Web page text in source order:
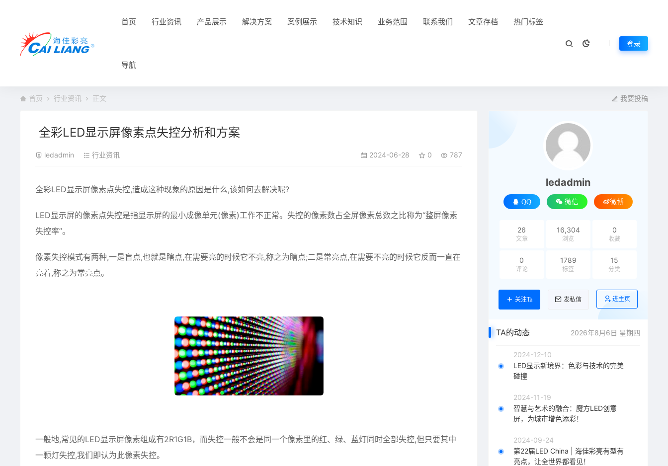
首页 行业资讯 产品展示 解决方案 案例展示 技术知识 业务范围 联系我们 文章存档 热门标签
导航
登录
首页 行业资讯 正文 我要投稿
全彩LED显示屏像素点失控分析和方案
ledadmin 行业资讯 2024-06-28 0 787
全彩LED显示屏像素点失控,造成这种现象的原因是什么,该如何去解决呢?
LED显示屏的像素点失控是指显示屏的最小成像单元(像素)工作不正常。失控的像素数占全屏像素总数之比称为“整屏像素
失控率”。
像素失控模式有两种,一是盲点,也就是瞎点,在需要亮的时候它不亮,称之为瞎点;二是常亮点,在需要不亮的时候它反而一直在
亮着,称之为常亮点。
一般地,常见的LED显示屏像素组成有2R1G1B，而失控一般不会是同一个像素里的红、绿、蓝灯同时全部失控,但只要其中
一颗灯失控,我们即认为此像素失控。
ledadmin
QQ 微信 微博
26
文章
16,304
浏览
0
收藏
0
评论
1789
标签
15
分类
关注Ta 发私信 进主页
TA的动态 2026年8月6日 星期四
2024-12-10
LED显示新境界：色彩与技术的完美
碰撞
2024-11-19
智慧与艺术的融合：魔方LED创意
屏，为城市增色添彩！
2024-09-24
第22届LED China | 海佳彩亮有型有
亮点，让全世界都看见！